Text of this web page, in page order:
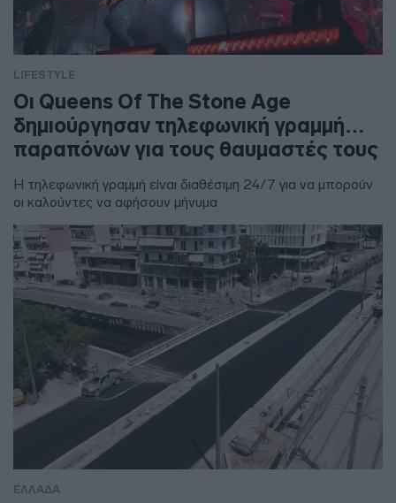
LIFESTYLE
Οι Queens Of The Stone Age
δημιούργησαν τηλεφωνική γραμμή…
παραπόνων για τους θαυμαστές τους
Η τηλεφωνική γραμμή είναι διαθέσιμη 24/7 για να μπορούν
οι καλούντες να αφήσουν μήνυμα
ΕΛΛΑΔΑ